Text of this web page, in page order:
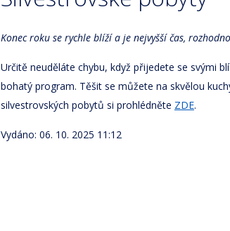
Konec roku se rychle blíží a je nejvyšší čas,
Určitě neuděláte chybu, když přijedete se svými
bohatý program. Těšit se můžete na skvělou
silvestrovských pobytů si prohlédněte ZDE.
Vydáno: 06. 10. 2025 11:12